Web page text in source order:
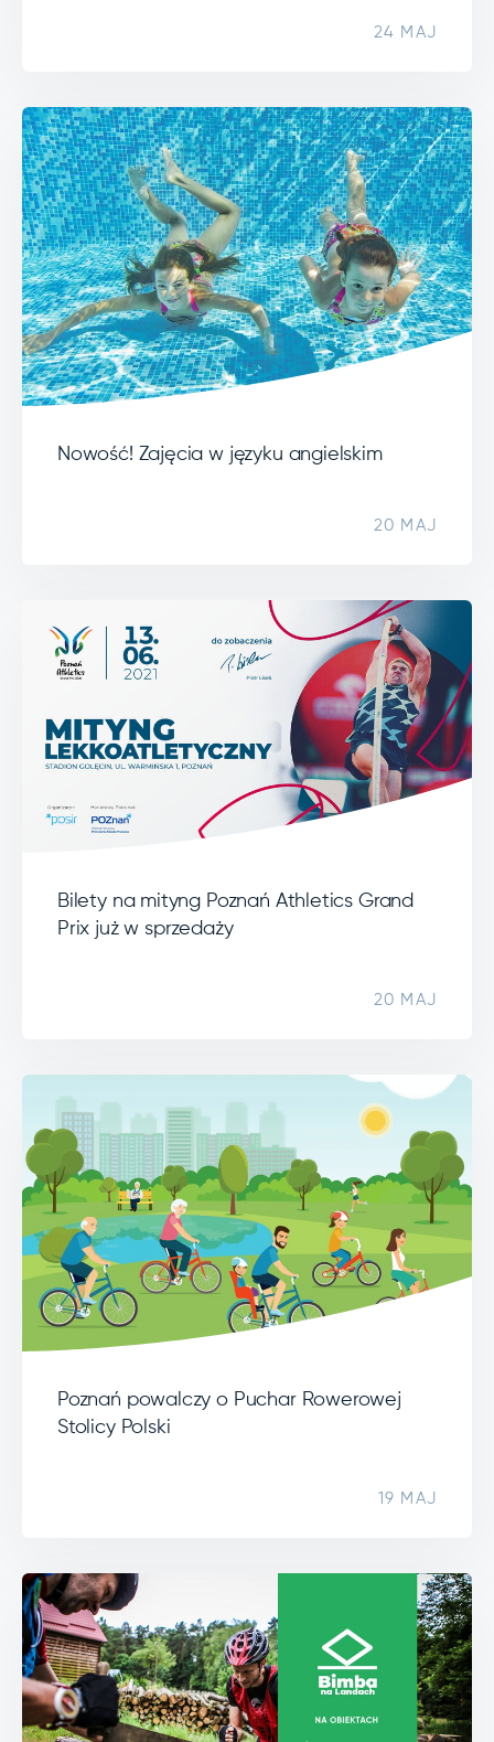
24 MAJ
Nowość! Zajęcia w języku angielskim
20 MAJ
Bilety na mityng Poznań Athletics Grand
Prix już w sprzedaży
20 MAJ
Poznań powalczy o Puchar Rowerowej
Stolicy Polski
19 MAJ